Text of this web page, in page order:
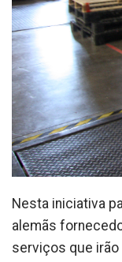
Nesta iniciativa
alemãs
serviços que